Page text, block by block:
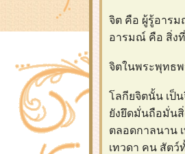
จิต คือ ผู้รู้อาร
อารมณ์ คือ สิ่ง
จิตในพระพุทธพ
ลกียจิตนั้น เป็น
งยึดมั่นถือมั่นสิ่
ตลอดกาลนาน
เทวดา คน สัตว์